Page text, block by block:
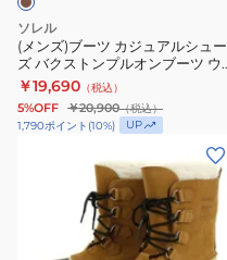
ウ
ォ
ー
タ
ー
NM5189
ア
ル
シ
ュ
ー
ソレル
(メンズ)ブーツ カジュアルシュー
ズ バクストンプルオンブーツ ウ
ォータープルーフ NM5182 257
￥19,690 （税込）
5%OFF ￥20,900（税込）
1,790ポイント (10%) UP